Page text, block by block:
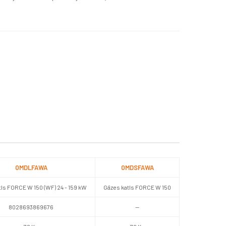
0MDLFAWA 0MDSFAWA
FORCE W 150 (WF) 24 - 159 kW Gāzes katls FORCE W 150
8028693869676 —